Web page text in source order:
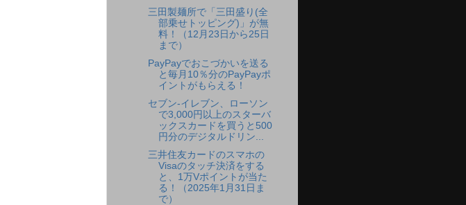
三田製麺所で「三田盛り(全
部乗せトッピング)」が無
料！（12月23日から25日
まで）
PayPayでおこづかいを送る
と毎月10％分のPayPayポ
イントがもらえる！
セブン-イレブン、ローソン
で3,000円以上のスターバ
ックスカードを買うと500
円分のデジタルドリン...
三井住友カードのスマホの
Visaのタッチ決済をする
と、1万Vポイントが当た
る！（2025年1月31日ま
で）